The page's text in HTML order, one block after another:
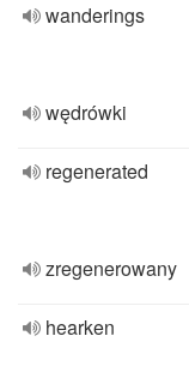
wanderings
wędrówki
regenerated
zregenerowany
hearken